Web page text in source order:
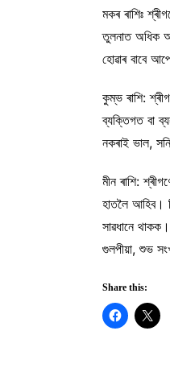
মকৰ ৰাশিঃ
তুলনাত অধিক
হোৱাৰ বাবে
কুম্ভ ৰাশি:
ব্যক্তিগত বা
নকৰাই ভাল,
মীন ৰাশি:
হাতলৈ আহিব।
সাৱধানে
গুলপীয়া, শুভ
Share this: